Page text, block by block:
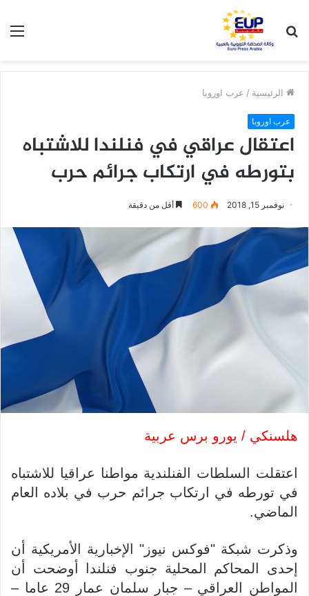
عن
الرئيسية / عرب اوروبا
عرب اوروبا
اعتقال عراقي في فنلندا للاشتباه
بتورطه في ارتكاب جرائم حرب
نوفمبر 15, 2018 600 أقل من دقيقة
هلسنكي / يورو برس عربية
اعتقلت السلطات الفنلندية مواطنا عراقيا للاشتباه
في تورطه في ارتكاب جرائم حرب في بلاده العام
الماضي.
وذكرت شبكة "فوكس نيوز" الإخبارية الأمريكية أن
إحدى المحاكم المحلية جنوب فنلندا أوضحت أن
المواطن العراقي – جبار سلمان عمار 29 عاما –